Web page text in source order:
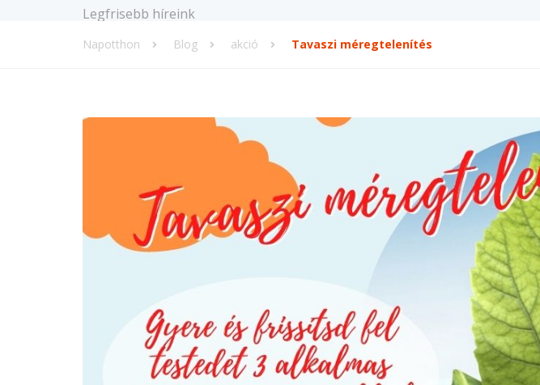
Legfrisebb híreink
Napotthon Blog akció Tavaszi méregtelenítés